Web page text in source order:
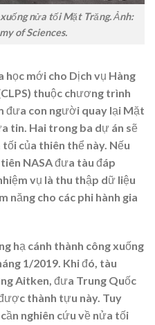
nửa tối Mặt Trăng. Ảnh:
of Sciences.
học mới cho Dịch vụ Hàng
thuộc chương trình
đưa con người quay lại Mặt
tin. Hai trong ba dự án sẽ
của thiên thể này. Nếu
NASA đưa tàu đáp
vụ là thu thập dữ liệu
năng cho các phi hành gia
hạ cánh thành công xuống
1/2019. Khi đó, tàu
Aitken, đưa Trung Quốc
thành tựu này. Tuy
nghiên cứu về nửa tối